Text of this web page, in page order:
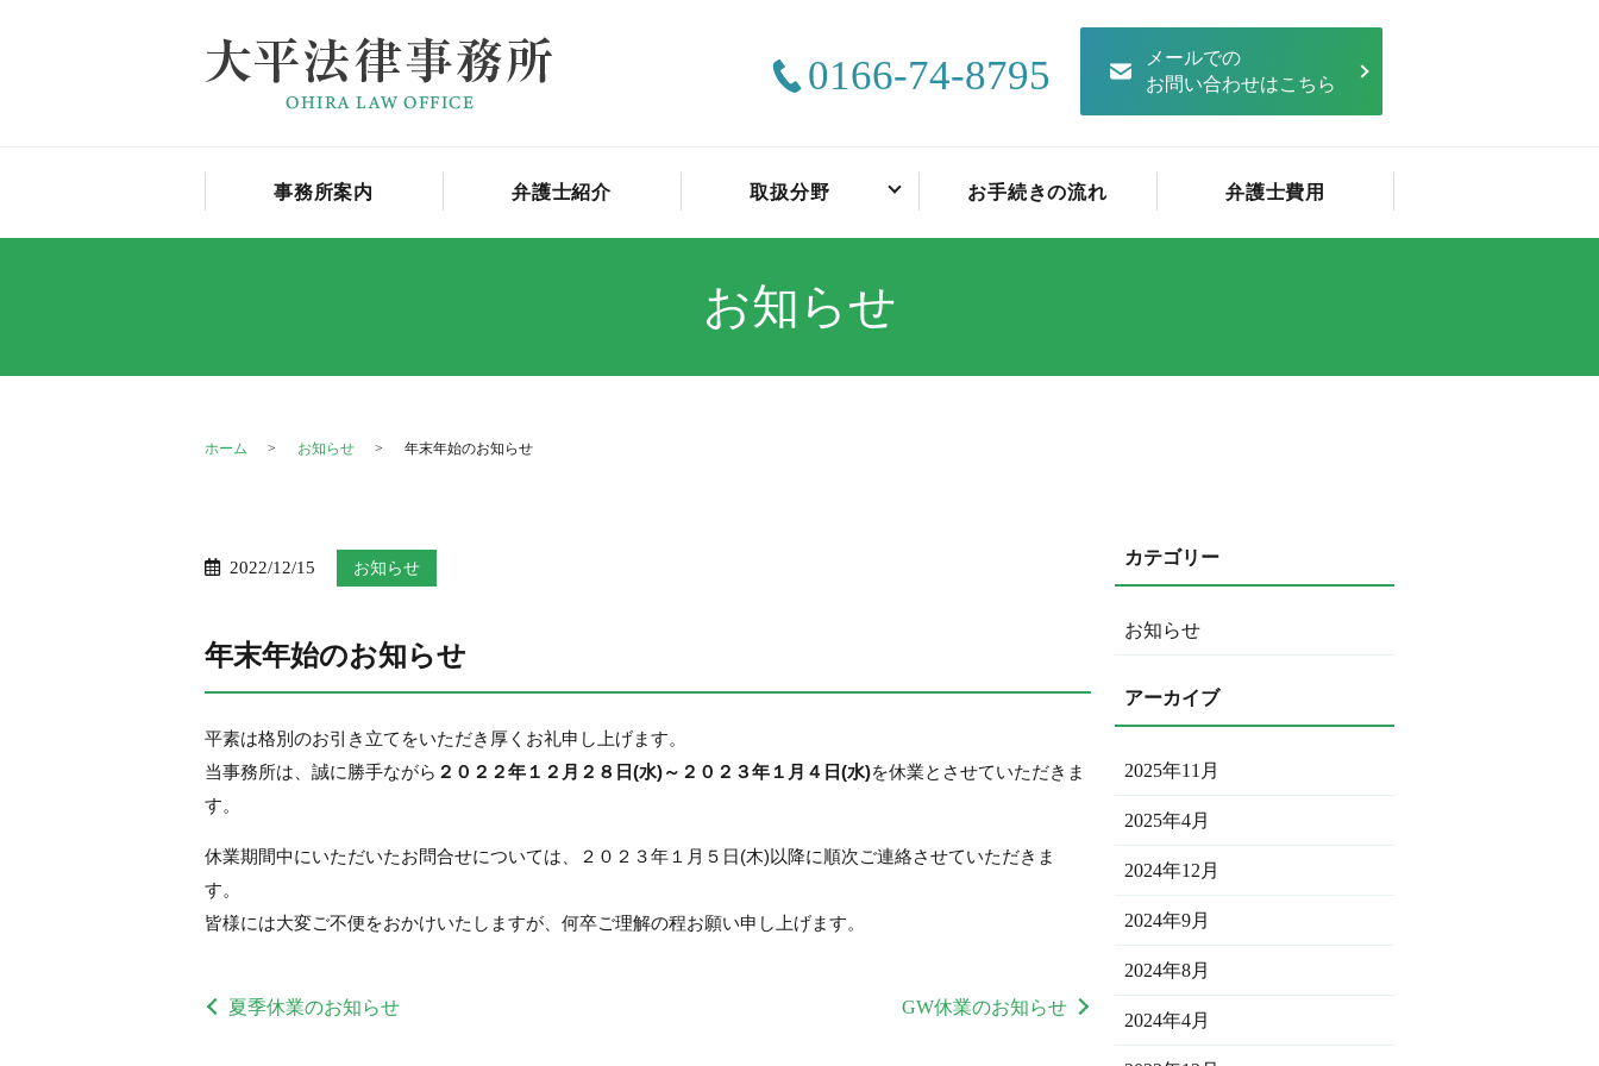
事務所案内 弁護士紹介 取扱分野 お手続きの流れ 弁護士費用
0166-74-8795
メールでの
お問い合わせはこちら
お知らせ
ホーム お知らせ 年末年始のお知らせ
2022/12/15 お知らせ
年末年始のお知らせ
平素は格別のお引き立てをいただき厚くお礼申し上げます。
当事務所は、誠に勝手ながら ２０２２年１２月２８日(水)～２０２３年１月４日(水)を休業とさせていただきま
す。
休業期間中にいただいたお問合せについては、２０２３年１月５日(木)以降に順次ご連絡させていただきま
す。
皆様には大変ご不便をおかけいたしますが、何卒ご理解の程お願い申し上げます。
夏季休業のお知らせ GW休業のお知らせ
お知らせ
2025年11月
2025年4月
2024年12月
2024年9月
2024年8月
2024年4月